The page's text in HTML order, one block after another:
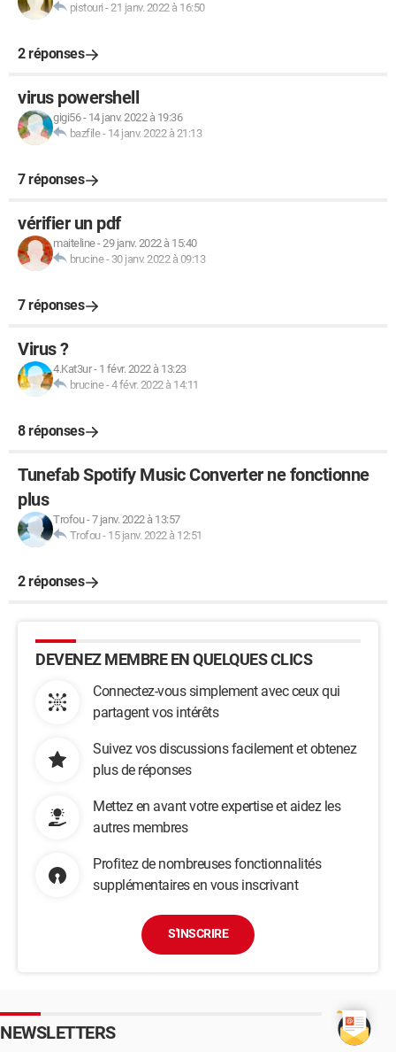
pistouri -21 janv. 2022 à 16:50
2 réponses
virus powershell
gigi56- 14 janv. 2022 à 19:36
bazfile- 14 janv. 2022 à 21:13
7 réponses
vérifier un pdf
maiteline-29 janv. 2022 à 15:40
brucine- 30 janv. 2022 à 09:13
7 réponses
Virus ?
4.Kat3ur- 1 févr. 2022 à 13:23
brucine-4 févr. 2022 à 14:11
8 réponses
Tunefab Spotify Music Converter ne fonctionne
plus
Trofou-7 janv. 2022 à 13:57
Trofou- 15 janv. 2022 à 12:51
2 réponses
DEVENEZ MEMBRE EN QUELQUES CLICS
Connectez-vous simplement avec ceux qui
partagent vos intérêts
Suivez vos discussions facilement et obtenez
plus de réponses
Mettez en avant votre expertise et aidez les
autres membres
Profitez de nombreuses fonctionnalités
supplémentaires en vous inscrivant
S'INSCRIRE
NEWSLETTERS